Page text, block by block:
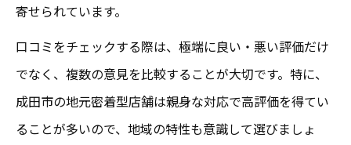
寄せられています。
口コミをチェックする際は、極端に良い・悪い評価だけ
でなく、複数の意見を比較することが大切です。特に、
成田市の地元密着型店舗は親身な対応で高評価を得てい
ることが多いので、地域の特性も意識して選びましょ